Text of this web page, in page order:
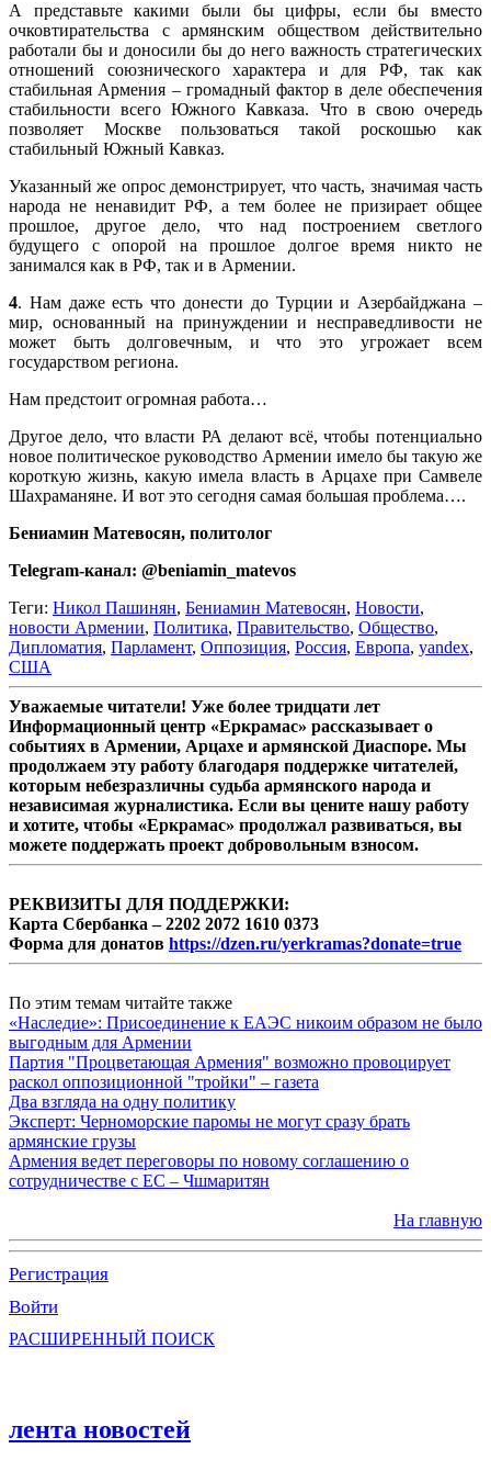
А представьте какими были бы цифры, если бы вместо
очковтирательства с армянским обществом действительно
работали бы и доносили бы до него важность стратегических
отношений союзнического характера и для РФ, так как
стабильная Армения – громадный фактор в деле обеспечения
стабильности всего Южного Кавказа. Что в свою очередь
позволяет Москве пользоваться такой роскошью как
стабильный Южный Кавказ.
Указанный же опрос демонстрирует, что часть, значимая часть
народа не ненавидит РФ, а тем более не призирает общее
прошлое, другое дело, что над построением светлого
будущего с опорой на прошлое долгое время никто не
занимался как в РФ, так и в Армении.
4. Нам даже есть что донести до Турции и Азербайджана –
мир, основанный на принуждении и несправедливости не
может быть долговечным, и что это угрожает всем
государством региона.
Нам предстоит огромная работа…
Другое дело, что власти РА делают всё, чтобы потенциально
новое политическое руководство Армении имело бы такую же
короткую жизнь, какую имела власть в Арцахе при Самвеле
Шахраманяне. И вот это сегодня самая большая проблема….
Бениамин Матевосян, политолог
Telegram-канал: @beniamin_matevos
Теги: Никол Пашинян, Бениамин Матевосян, Новости,
новости Армении, Политика, Правительство, Общество,
Дипломатия, Парламент, Оппозиция, Россия, Европа, yandex,
США
Уважаемые читатели! Уже более тридцати лет
Информационный центр «Еркрамас» рассказывает о
событиях в Армении, Арцахе и армянской Диаспоре. Мы
продолжаем эту работу благодаря поддержке читателей,
которым небезразличны судьба армянского народа и
независимая журналистика. Если вы цените нашу работу
и хотите, чтобы «Еркрамас» продолжал развиваться, вы
можете поддержать проект добровольным взносом.
РЕКВИЗИТЫ ДЛЯ ПОДДЕРЖКИ:
Карта Сбербанка – 2202 2072 1610 0373
Форма для донатов https://dzen.ru/yerkramas?donate=true
По этим темам читайте также
«Наследие»: Присоединение к ЕАЭС никоим образом не было
выгодным для Армении
Партия "Процветающая Армения" возможно провоцирует
раскол оппозиционной "тройки" – газета
Два взгляда на одну политику
Эксперт: Черноморские паромы не могут сразу брать
армянские грузы
Армения ведет переговоры по новому соглашению о
сотрудничестве с ЕС – Чшмаритян
На главную
Регистрация
Войти
РАСШИРЕННЫЙ ПОИСК
лента новостей